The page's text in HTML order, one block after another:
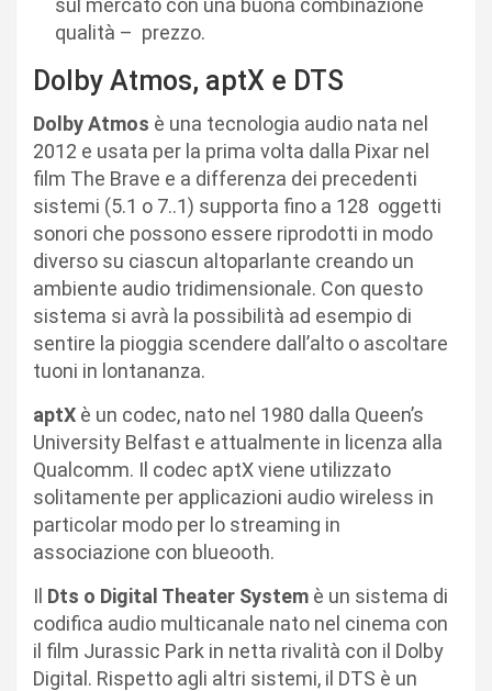
sul mercato con una buona combinazione
qualità – prezzo.
Dolby Atmos, aptX e DTS
Dolby Atmos è una tecnologia audio nata nel
2012 e usata per la prima volta dalla Pixar nel
film The Brave e a differenza dei precedenti
sistemi (5.1 o 7..1) supporta fino a 128 oggetti
sonori che possono essere riprodotti in modo
diverso su ciascun altoparlante creando un
ambiente audio tridimensionale. Con questo
sistema si avrà la possibilità ad esempio di
sentire la pioggia scendere dall’alto o ascoltare
tuoni in lontananza.
aptX è un codec, nato nel 1980 dalla Queen’s
University Belfast e attualmente in licenza alla
Qualcomm. Il codec aptX viene utilizzato
solitamente per applicazioni audio wireless in
particolar modo per lo streaming in
associazione con blueooth.
Il Dts o Digital Theater System è un sistema di
codifica audio multicanale nato nel cinema con
il film Jurassic Park in netta rivalità con il Dolby
Digital. Rispetto agli altri sistemi, il DTS è un